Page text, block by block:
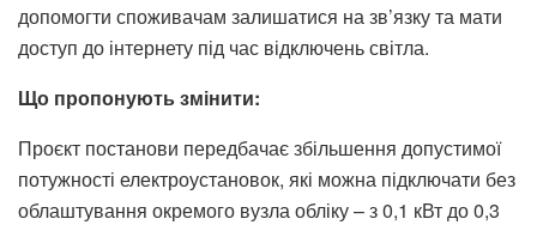
допомогти споживачам залишатися на зв’язку та мати
доступ до інтернету під час відключень світла.
Що пропонують змінити:
Проєкт постанови передбачає збільшення допустимої
потужності електроустановок, які можна підключати без
облаштування окремого вузла обліку – з 0,1 кВт до 0,3